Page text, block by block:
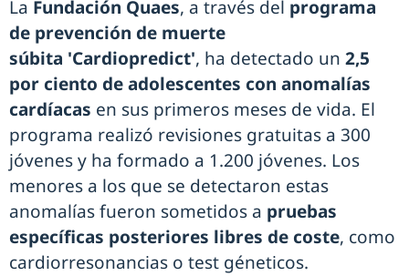
La Fundación Quaes, a través del programa
de prevención de muerte
súbita 'Cardiopredict', ha detectado un 2,5
por ciento de adolescentes con anomalías
cardíacas en sus primeros meses de vida. El
programa realizó revisiones gratuitas a 300
jóvenes y ha formado a 1.200 jóvenes. Los
menores a los que se detectaron estas
anomalías fueron sometidos a pruebas
específicas posteriores libres de coste, como
cardiorresonancias o test géneticos.